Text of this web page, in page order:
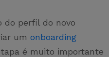
do perfil do novo
um onboarding
é muito importante